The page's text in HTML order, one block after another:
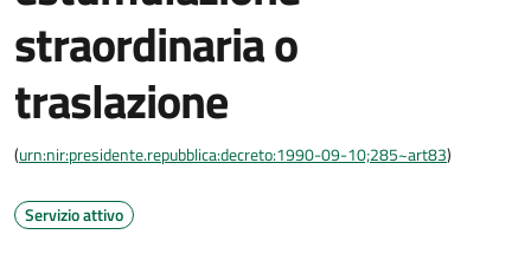
straordinaria o
traslazione
(urn:nir:presidente.repubblica:decreto:1990-09-10;285~art83)
Servizio attivo